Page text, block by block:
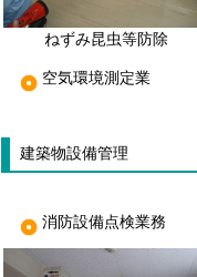
ねずみ昆虫等防除
空気環境測定業
建築物設備管理
消防設備点検業務